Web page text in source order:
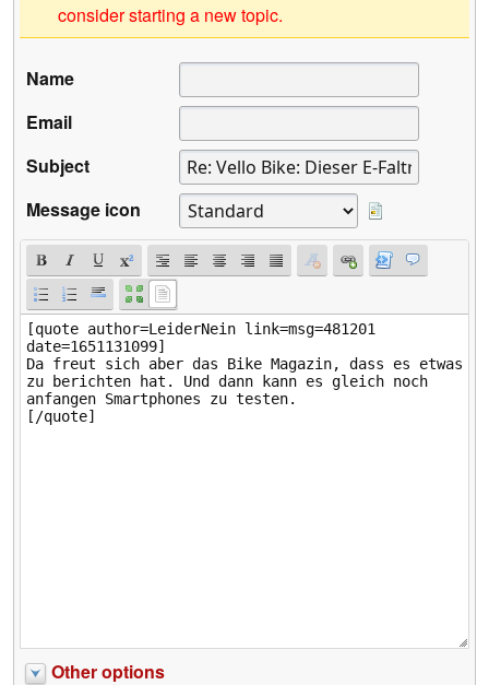
consider starting a new topic.
Name
Email
Subject
Message icon
Other options